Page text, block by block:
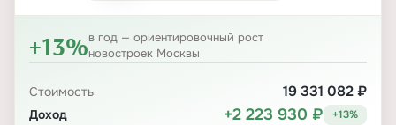
+13%в год — ориентировочный рост
новостроек Москвы
Стоимость 19 331 082 ₽
Доход +2 223 930 ₽ +13%